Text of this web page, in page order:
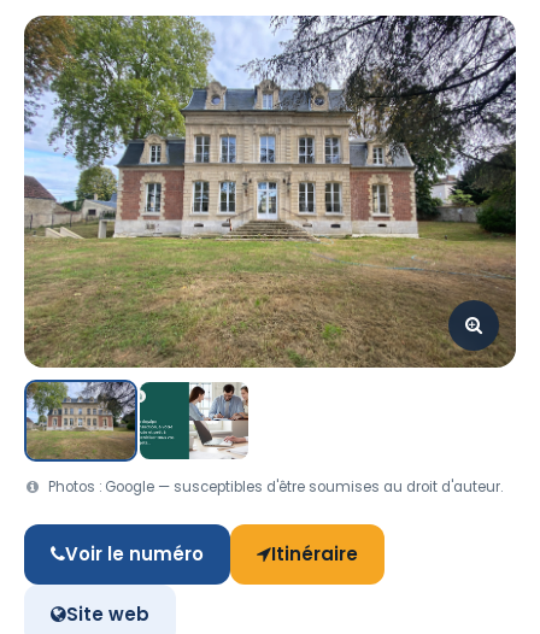
Photos : Google — susceptibles d'être soumises au droit d'auteur.
Voir le numéro Itinéraire
Site web